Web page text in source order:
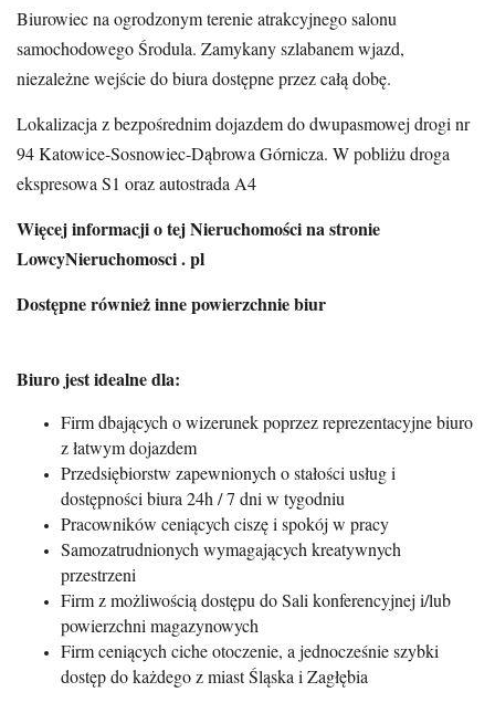
Biurowiec na ogrodzonym terenie atrakcyjnego salonu
samochodowego Środula. Zamykany szlabanem wjazd,
niezależne wejście do biura dostępne przez całą dobę.
Lokalizacja z bezpośrednim dojazdem do dwupasmowej drogi nr
94 Katowice-Sosnowiec-Dąbrowa Górnicza. W pobliżu droga
ekspresowa S1 oraz autostrada A4
Więcej informacji o tej Nieruchomości na stronie
LowcyNieruchomosci . pl
Dostępne również inne powierzchnie biur
Biuro jest idealne dla:
Firm dbających o wizerunek poprzez reprezentacyjne biuro
z łatwym dojazdem
Przedsiębiorstw zapewnionych o stałości usług i
dostępności biura 24h / 7 dni w tygodniu
Pracowników ceniących ciszę i spokój w pracy
Samozatrudnionych wymagających kreatywnych
przestrzeni
Firm z możliwością dostępu do Sali konferencyjnej i/lub
powierzchni magazynowych
Firm ceniących ciche otoczenie, a jednocześnie szybki
dostęp do każdego z miast Śląska i Zagłębia